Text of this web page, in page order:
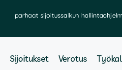
parhaat sijoitussalkun
Sijoitukset Verotus